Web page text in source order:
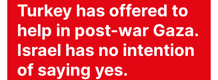
Turkey has offered to
help in post-war Gaza.
Israel has no intention
of saying yes.